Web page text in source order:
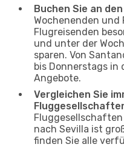
Buchen Sie an
Wochenenden und
Flugreisenden
und unter der
sparen. Von
bis Donnerstags in
Angebote.
Vergleichen Sie
nach Sevilla ist
finden Sie alle